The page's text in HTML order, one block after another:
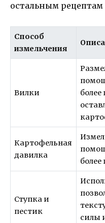
остальным
Способ
измельчения
Вилки
более
Картофельная
давилка
более
Ступка и
пестик
силы